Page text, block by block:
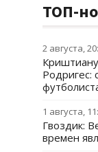
ТОП-
2 августа,
Родригес:
1 августа,
Гвоздик:
времен